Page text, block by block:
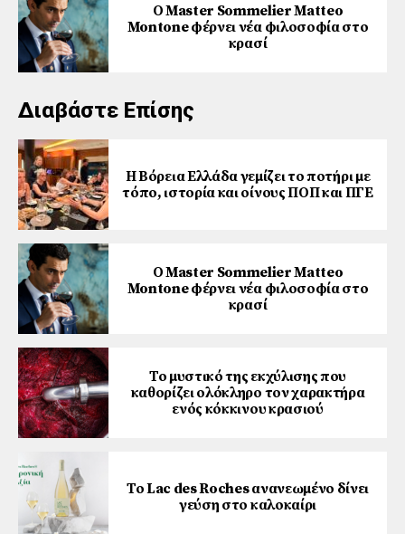
Ο Master Sommelier Matteo
Montone φέρνει νέα φιλοσοφία στο
κρασί
Διαβάστε Επίσης
Η Βόρεια Ελλάδα γεμίζει το ποτήρι με
τόπο, ιστορία και οίνους ΠΟΠ και ΠΓΕ
Ο Master Sommelier Matteo
Montone φέρνει νέα φιλοσοφία στο
κρασί
Το μυστικό της εκχύλισης που
καθορίζει ολόκληρο τον χαρακτήρα
ενός κόκκινου κρασιού
Το Lac des Roches ανανεωμένο δίνει
γεύση στο καλοκαίρι